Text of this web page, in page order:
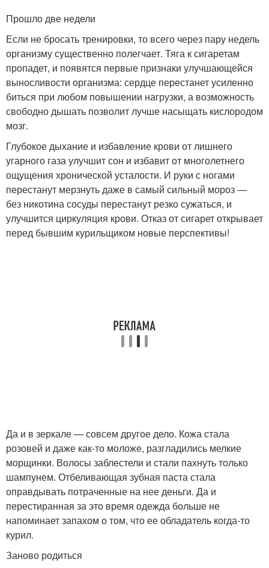
Прошло две недели
Если не бросать тренировки, то всего через пару недель
организму существенно полегчает. Тяга к сигаретам
пропадет, и появятся первые признаки улучшающейся
выносливости организма: сердце перестанет усиленно
биться при любом повышении нагрузки, а возможность
свободно дышать позволит лучше насыщать кислородом
мозг.
Глубокое дыхание и избавление крови от лишнего
угарного газа улучшит сон и избавит от многолетнего
ощущения хронической усталости. И руки с ногами
перестанут мерзнуть даже в самый сильный мороз —
без никотина сосуды перестанут резко сужаться, и
улучшится циркуляция крови. Отказ от сигарет открывает
перед бывшим курильщиком новые перспективы!
Да и в зеркале — совсем другое дело. Кожа стала
розовей и даже как-то моложе, разгладились мелкие
морщинки. Волосы заблестели и стали пахнуть только
шампунем. Отбеливающая зубная паста стала
оправдывать потраченные на нее деньги. Да и
перестиранная за это время одежда больше не
напоминает запахом о том, что ее обладатель когда-то
курил.
Заново родиться